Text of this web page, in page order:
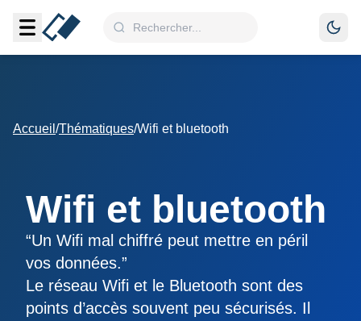
Accueil /Thématiques/Wifi et bluetooth
Wifi et bluetooth
“Un Wifi mal chiffré peut mettre en péril
vos données.”
Le réseau Wifi et le Bluetooth sont des
points d’accès souvent peu sécurisés. Il